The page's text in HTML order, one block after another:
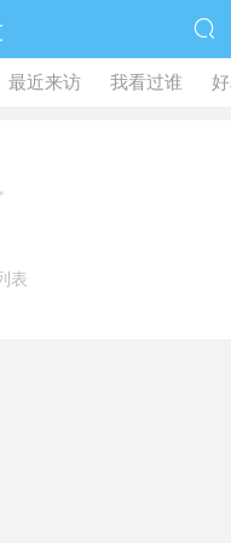

最近来访 我看过谁
表